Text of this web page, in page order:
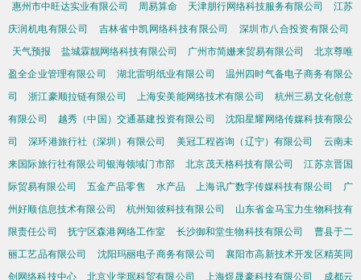
惠州市中旺达实业有限公司
周易算命 天津朋行网络科技服务有限公司
江苏
庆润机电有限公司
吉林省中凯网络科技有限公司
深圳市八合投资有限公司
天气预报
盐城霖靓网络科技有限公司 广州市简姗来贸易有限公司
北京尊唯
盈全企业管理有限公司
湖北雷明纸业有限公司
温州四时气备电子商务有限公
司
浙江豪顺拉链有限公司 上海安美能网络技术有限公司
杭州三易文化创意
有限公司
越秀（中国）交通基建投资有限公司
沈阳星耀网络传媒科技有限公
司
深环港旅行社（深圳）有限公司 美冠工程咨询（辽宁）有限公司
云南未
来国际旅行社有限公司银海领域门市部
北京茂天格科技有限公司
江苏京晋国
际贸易有限公司
五金产品零售 水产品 上海讯广数字传媒科技有限公司
广
州好顺信息技术有限公司
杭州知彼科技有限公司
山东省金马宝力生物科技有
限责任公司
抚宁区森港网络工作室 长沙御和堂生物科技有限公司
曹县于二
丽工艺品有限公司
沈阳玛丽电子商务有限公司
襄阳市高新技术开发区精英同
创网络科技中心
北京业学珉科贸有限公司 上海煜晟豪科技有限公司 成都云